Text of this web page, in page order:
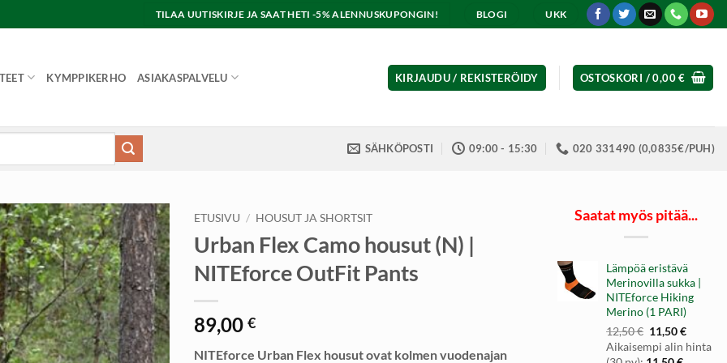
TILAA UUTISKIRJE JA SAAT HETI -5% ALENNUSKUPONGIN! BLOGI UKK
KYMPPIKERHO ASIAKASPALVELU KIRJAUDU / REKISTERÖIDY OSTOSKORI /0,00€
SÄHKÖPOSTI 09:00 - 15:30 020 331490 (0,0835€/PUH)
ETUSIVU / HOUSUT JA SHORTSIT
Urban Flex Camo housut (N) |
NITEforce OutFit Pants
89,00 €
NITEforce Urban Flex housut ovat kolmen vuodenajan
Saatat myös pitää...
Lämpöä eristävä
Merinovilla sukka |
NITEforce Hiking
Merino (1 PARI)
12,50€ Alkuperäinen
hinta
11,50€
hinta
Aikaisempi alin hinta